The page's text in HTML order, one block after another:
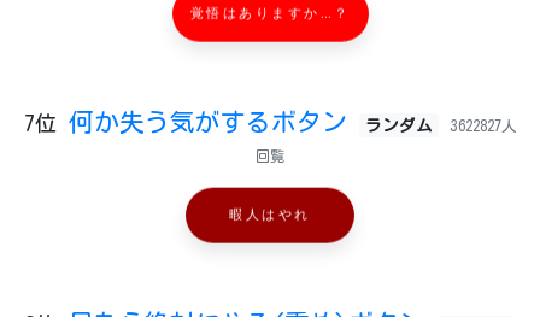
覚悟はありますか…？
7位 何か失う気がするボタン ランダム 3622827人
回覧
暇人はやれ